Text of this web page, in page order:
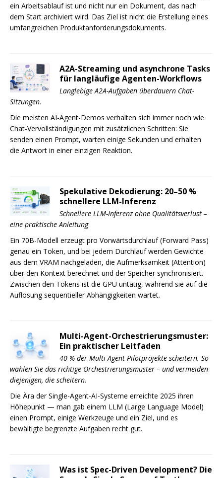
ein Arbeitsablauf ist und nicht nur ein Dokument, das nach
dem Start archiviert wird. Das Ziel ist nicht die Erstellung eines
umfangreichen Produktanforderungsdokuments.
A2A-Streaming und asynchrone Tasks
für langläufige Agenten-Workflows
Langlebige A2A-Aufgaben überdauern Chat-
Sitzungen.
Die meisten AI-Agent-Demos verhalten sich immer noch wie
Chat-Vervollständigungen mit zusätzlichen Schritten: Sie
senden einen Prompt, warten einige Sekunden und erhalten
die Antwort in einer einzigen Reaktion.
Spekulative Dekodierung: 20–50 %
schnellere LLM-Inferenz
Schnellere LLM-Inferenz ohne Qualitätsverlust –
eine praktische Anleitung
Ein 70B-Modell erzeugt pro Vorwärtsdurchlauf (Forward Pass)
genau ein Token, und bei jedem Durchlauf werden Gewichte
aus dem VRAM nachgeladen, die Aufmerksamkeit (Attention)
über den Kontext berechnet und der Speicher synchronisiert.
Zwischen den Tokens ist die GPU untätig, während sie auf die
Auflösung sequentieller Abhängigkeiten wartet.
Multi-Agent-Orchestrierungsmuster:
Ein praktischer Leitfaden
40 % der Multi-Agent-Pilotprojekte scheitern. So
wählen Sie das richtige Orchestrierungsmuster – und vermeiden
diejenigen, die scheitern.
Die Ära der Single-Agent-AI-Systeme erreichte 2025 ihren
Höhepunkt — man gab einem LLM (Large Language Model)
einen Prompt, einige Werkzeuge und ein Ziel, und es
bewältigte begrenzte Aufgaben recht gut.
Was ist Spec-Driven Development? Die